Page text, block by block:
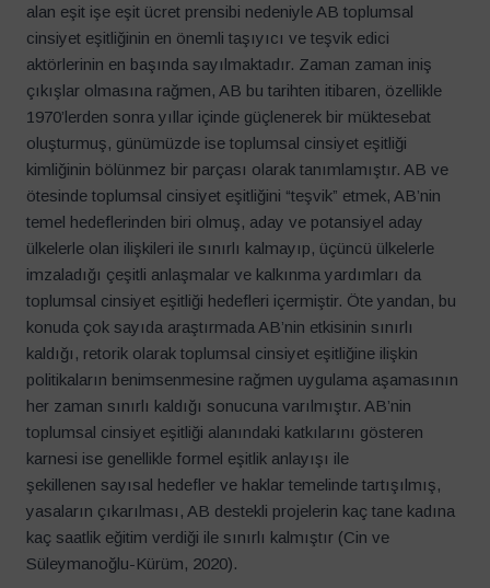
alan eşit işe eşit ücret prensibi nedeniyle AB toplumsal
cinsiyet eşitliğinin en önemli taşıyıcı ve teşvik edici
aktörlerinin en başında sayılmaktadır. Zaman zaman iniş
çıkışlar olmasına rağmen, AB bu tarihten itibaren, özellikle
1970’lerden sonra yıllar içinde güçlenerek bir müktesebat
oluşturmuş, günümüzde ise toplumsal cinsiyet eşitliği
kimliğinin bölünmez bir parçası olarak tanımlamıştır. AB ve
ötesinde toplumsal cinsiyet eşitliğini “teşvik” etmek, AB’nin
temel hedeflerinden biri olmuş, aday ve potansiyel aday
ülkelerle olan ilişkileri ile sınırlı kalmayıp, üçüncü ülkelerle
imzaladığı çeşitli anlaşmalar ve kalkınma yardımları da
toplumsal cinsiyet eşitliği hedefleri içermiştir. Öte yandan, bu
konuda çok sayıda araştırmada AB’nin etkisinin sınırlı
kaldığı, retorik olarak toplumsal cinsiyet eşitliğine ilişkin
politikaların benimsenmesine rağmen uygulama aşamasının
her zaman sınırlı kaldığı sonucuna varılmıştır. AB’nin
toplumsal cinsiyet eşitliği alanındaki katkılarını gösteren
karnesi ise genellikle formel eşitlik anlayışı ile
şekillenen sayısal hedefler ve haklar temelinde tartışılmış,
yasaların çıkarılması, AB destekli projelerin kaç tane kadına
kaç saatlik eğitim verdiği ile sınırlı kalmıştır (Cin ve
Süleymanoğlu-Kürüm, 2020).